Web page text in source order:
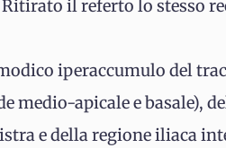
il referto lo stesso
iperaccumulo del
medio-apicale e basale),
e della regione iliaca